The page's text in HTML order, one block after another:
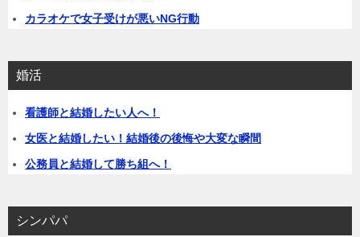
カラオケで女子受けが悪いNG行動
婚活
看護師と結婚したい人へ！
女医と結婚したい！結婚後の後悔や大変な瞬間
公務員と結婚して勝ち組へ！
シンパパ